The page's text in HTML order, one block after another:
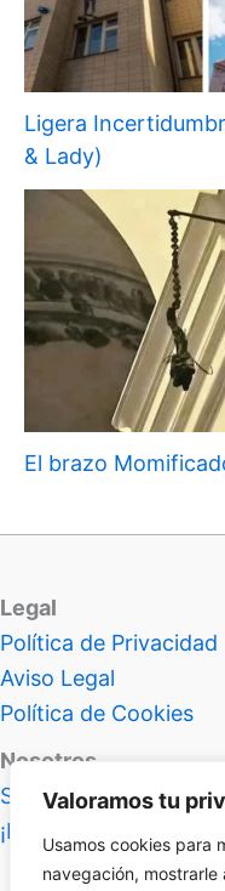
Valoramos tu
Usamos cookies para
navegación,
Ligera
& Lady)
El brazo
Legal
Política de Privacidad
Aviso Legal
Política de Cookies
Nosotros
Sobre Atlas Insolitus
¡Hablemos!